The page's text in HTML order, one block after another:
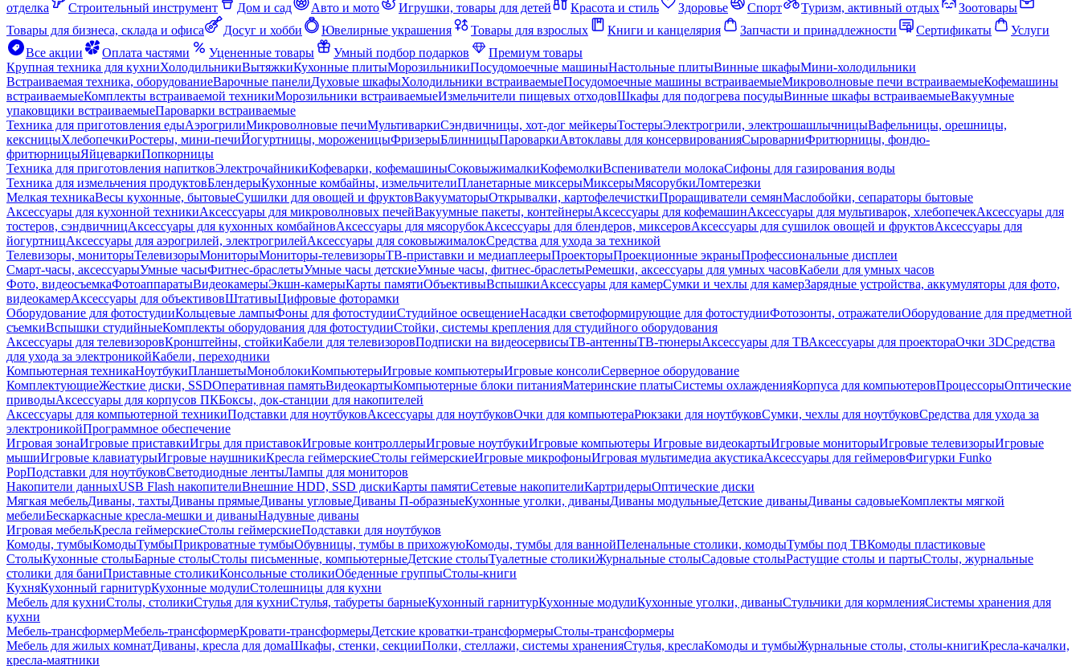
отделка
Строительный инструмент Дом и сад Авто и мото Игрушки, товары для детей Красота и стиль Здоровье Спорт Туризм, активный отдых
Зоотовары
Товары для бизнеса, склада и офиса
Досуг и хобби Ювелирные украшения Товары для взрослых Книги и канцелярия Запчасти и принадлежности Сертификаты
Услуги
Все акции
Оплата частями Уцененные товары Умный подбор подарков
Премиум товары
Крупная техника для кухниХолодильникиВытяжкиКухонные плитыМорозильникиПосудомоечные машиныНастольные плитыВинные шкафыМини-холодильники
Встраиваемая техника, оборудованиеВарочные панелиДуховые шкафыХолодильники встраиваемыеПосудомоечные машины встраиваемыеМикроволновые печи встраиваемыеКофемашины
встраиваемыеКомплекты встраиваемой техникиМорозильники встраиваемыеИзмельчители пищевых отходовШкафы для подогрева посудыВинные шкафы встраиваемыеВакуумные
упаковщики встраиваемыеПароварки встраиваемые
Техника для приготовления едыАэрогрилиМикроволновые печиМультиваркиСэндвичницы, хот-дог мейкерыТостерыЭлектрогрили, электрошашлычницыВафельницы, орешницы,
кексницыХлебопечкиРостеры, мини-печиЙогуртницы, мороженицыФризерыБлинницыПароваркиАвтоклавы для консервированияСыроварниФритюрницы, фондю-
фритюрницыЯйцеваркиПопкорницы
Техника для приготовления напитковЭлектрочайникиКофеварки, кофемашиныСоковыжималкиКофемолкиВспениватели молокаСифоны для газирования воды
Техника для измельчения продуктовБлендерыКухонные комбайны, измельчителиПланетарные миксерыМиксерыМясорубкиЛомтерезки
Мелкая техникаВесы кухонные, бытовыеСушилки для овощей и фруктовВакууматорыОткрывалки, картофелечисткиПроращиватели семянМаслобойки, сепараторы бытовые
Аксессуары для кухонной техникиАксессуары для микроволновых печейВакуумные пакеты, контейнерыАксессуары для кофемашинАксессуары для мультиварок, хлебопечекАксессуары для
тостеров, сэндвичницАксессуары для кухонных комбайновАксессуары для мясорубокАксессуары для блендеров, миксеровАксессуары для сушилок овощей и фруктовАксессуары для
йогуртницАксессуары для аэрогрилей, электрогрилейАксессуары для соковыжималокСредства для ухода за техникой
Телевизоры, мониторыТелевизорыМониторыМониторы-телевизорыТВ-приставки и медиаплеерыПроекторыПроекционные экраныПрофессиональные дисплеи
Смарт-часы, аксессуарыУмные часыФитнес-браслетыУмные часы детскиеУмные часы, фитнес-браслетыРемешки, аксессуары для умных часовКабели для умных часов
Фото, видеосъемкаФотоаппаратыВидеокамерыЭкшн-камерыКарты памятиОбъективыВспышкиАксессуары для камерСумки и чехлы для камерЗарядные устройства, аккумуляторы для фото,
видеокамерАксессуары для объективовШтативыЦифровые фоторамки
Оборудование для фотостудииКольцевые лампыФоны для фотостудииСтудийное освещениеНасадки светоформирующие для фотостудииФотозонты, отражателиОборудование для предметной
съемкиВспышки студийныеКомплекты оборудования для фотостудииСтойки, системы крепления для студийного оборудования
Аксессуары для телевизоровКронштейны, стойкиКабели для телевизоровПодписки на видеосервисыТВ-антенныТВ-тюнерыАксессуары для ТВАксессуары для проектораОчки 3DСредства
для ухода за электроникойКабели, переходники
Компьютерная техникаНоутбукиПланшетыМоноблокиКомпьютерыИгровые компьютерыИгровые консолиСерверное оборудование
КомплектующиеЖесткие диски, SSDОперативная памятьВидеокартыКомпьютерные блоки питанияМатеринские платыСистемы охлажденияКорпуса для компьютеровПроцессорыОптические
приводыАксессуары для корпусов ПКБоксы, док-станции для накопителей
Аксессуары для компьютерной техникиПодставки для ноутбуковАксессуары для ноутбуковОчки для компьютераРюкзаки для ноутбуковСумки, чехлы для ноутбуковСредства для ухода за
электроникойПрограммное обеспечение
Игровая зонаИгровые приставкиИгры для приставокИгровые контроллерыИгровые ноутбукиИгровые компьютеры Игровые видеокартыИгровые мониторыИгровые телевизорыИгровые
мышиИгровые клавиатурыИгровые наушникиКресла геймерскиеСтолы геймерскиеИгровые микрофоныИгровая мультимедиа акустикаАксессуары для геймеровФигурки Funko
PopПодставки для ноутбуковСветодиодные лентыЛампы для мониторов
Накопители данныхUSB Flash накопителиВнешние HDD, SSD дискиКарты памятиСетевые накопителиКартридерыОптические диски
Мягкая мебельДиваны, тахтыДиваны прямыеДиваны угловыеДиваны П-образныеКухонные уголки, диваныДиваны модульныеДетские диваныДиваны садовыеКомплекты мягкой
мебелиБескаркасные кресла-мешки и диваныНадувные диваны
Игровая мебельКресла геймерскиеСтолы геймерскиеПодставки для ноутбуков
Комоды, тумбыКомодыТумбыПрикроватные тумбыОбувницы, тумбы в прихожуюКомоды, тумбы для ваннойПеленальные столики, комодыТумбы под ТВКомоды пластиковые
СтолыКухонные столыБарные столыСтолы письменные, компьютерныеДетские столыТуалетные столикиЖурнальные столыСадовые столыРастущие столы и партыСтолы, журнальные
столики для баниПриставные столикиКонсольные столикиОбеденные группыСтолы-книги
КухняКухонный гарнитурКухонные модулиСтолешницы для кухни
Мебель для кухниСтолы, столикиСтулья для кухниСтулья, табуреты барныеКухонный гарнитурКухонные модулиКухонные уголки, диваныСтульчики для кормленияСистемы хранения для
кухни
Мебель-трансформерМебель-трансформерКровати-трансформерыДетские кроватки-трансформерыСтолы-трансформеры
Мебель для жилых комнатДиваны, кресла для домаШкафы, стенки, секцииПолки, стеллажи, системы храненияСтулья, креслаКомоды и тумбыЖурнальные столы, столы-книгиКресла-качалки,
кресла-маятники